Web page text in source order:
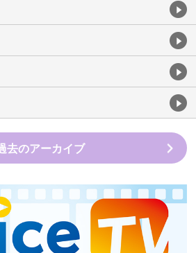
去のアーカイブ